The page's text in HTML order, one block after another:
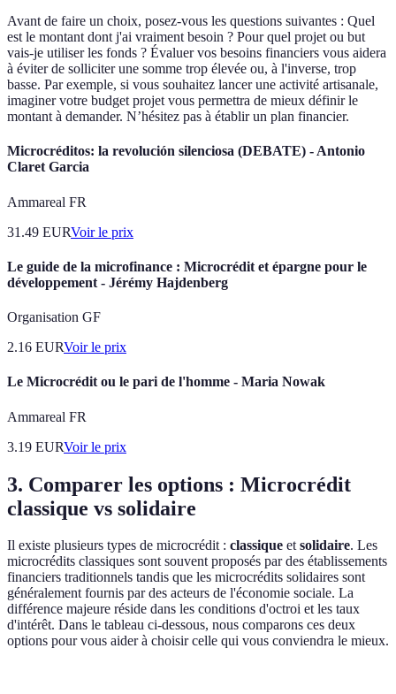
Avant de faire un choix, posez-vous les questions suivantes : Quel
est le montant dont j'ai vraiment besoin ? Pour quel projet ou but
vais-je utiliser les fonds ? Évaluer vos besoins financiers vous aidera
à éviter de solliciter une somme trop élevée ou, à l'inverse, trop
basse. Par exemple, si vous souhaitez lancer une activité artisanale,
imaginer votre budget projet vous permettra de mieux définir le
montant à demander. N’hésitez pas à établir un plan financier.
Microcréditos: la revolución silenciosa (DEBATE) - Antonio
Claret Garcia
Ammareal FR
31.49 EURVoir le prix
Le guide de la microfinance : Microcrédit et épargne pour le
développement - Jérémy Hajdenberg
Organisation GF
2.16 EURVoir le prix
Le Microcrédit ou le pari de l'homme - Maria Nowak
Ammareal FR
3.19 EURVoir le prix
3. Comparer les options : Microcrédit
classique vs solidaire
Il existe plusieurs types de microcrédit : classique etsolidaire. Les
microcrédits classiques sont souvent proposés par des établissements
financiers traditionnels tandis que les microcrédits solidaires sont
généralement fournis par des acteurs de l'économie sociale. La
différence majeure réside dans les conditions d'octroi et les taux
d'intérêt. Dans le tableau ci-dessous, nous comparons ces deux
options pour vous aider à choisir celle qui vous conviendra le mieux.